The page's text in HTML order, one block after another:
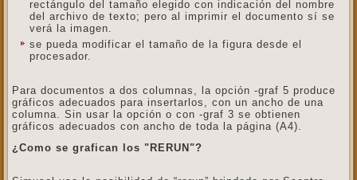
rectángulo del tamaño elegido con indicación del nombre
del archivo de texto; pero al imprimir el documento sí se
verá la imagen.
se pueda modificar el tamaño de la figura desde el
procesador.
Para documentos a dos columnas, la opción -graf 5 produce
gráficos adecuados para insertarlos, con un ancho de una
columna. Sin usar la opción o con -graf 3 se obtienen
gráficos adecuados con ancho de toda la página (A4).
¿Como se grafican los "RERUN"?